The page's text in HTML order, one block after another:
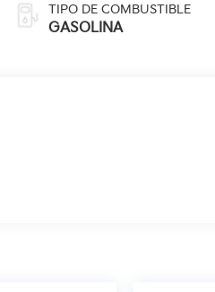
TIPO DE COMBUSTIBLE
GASOLINA